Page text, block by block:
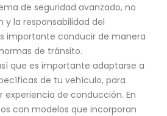
de seguridad avanzado, no
la responsabilidad del
importante conducir de manera
de tránsito.
que es importante adaptarse a
de tu vehículo, para
de conducción. En
con modelos que incorporan